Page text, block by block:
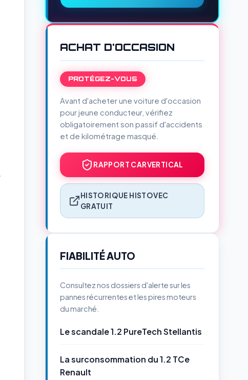
ACHAT D'OCCASION
PROTÉGEZ-VOUS
Avant d'acheter une voiture d'occasion
pour jeune conducteur, vérifiez
obligatoirement son passif d'accidents
et de kilométrage masqué.
RAPPORT CARVERTICAL
HISTORIQUE HISTOVEC
GRATUIT
FIABILITÉ AUTO
Consultez nos dossiers d'alerte sur les
pannes récurrentes et les pires moteurs
du marché.
Le scandale 1.2 PureTech Stellantis
La surconsommation du 1.2 TCe
Renault